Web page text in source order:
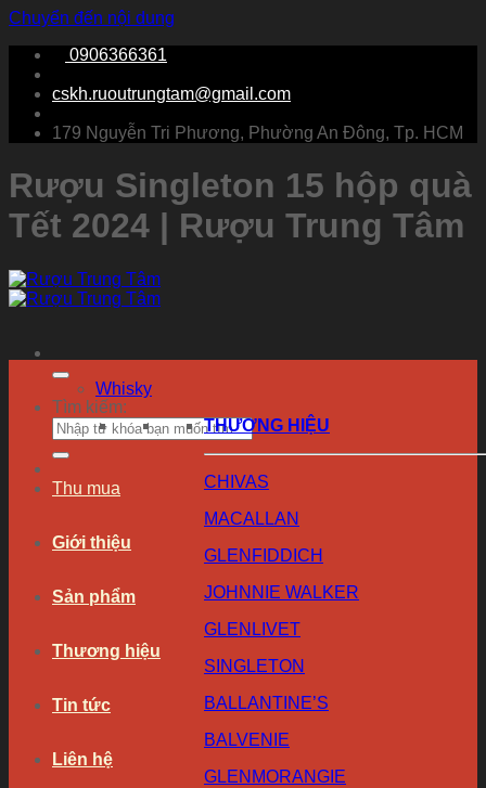
Chuyển đến nội dung
0906366361
cskh.ruoutrungtam@gmail.com
179 Nguyễn Tri Phương, Phường An Đông, Tp. HCM
Rượu Singleton 15 hộp quà
Tết 2024 | Rượu Trung Tâm
Tìm kiếm:
Thu mua
Giới thiệu
Sản phẩm
Thương hiệu
Tin tức
Liên hệ
Whisky
THƯƠNG HIỆU
CHIVAS
MACALLAN
GLENFIDDICH
JOHNNIE WALKER
GLENLIVET
SINGLETON
BALLANTINE’S
BALVENIE
GLENMORANGIE